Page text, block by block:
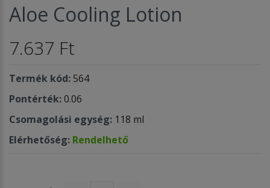
Aloe Cooling Lotion
7.637 Ft
Termék kód: 564
Pontérték:0.06
Csomagolási egység: 118 ml
Elérhetőség: Rendelhető